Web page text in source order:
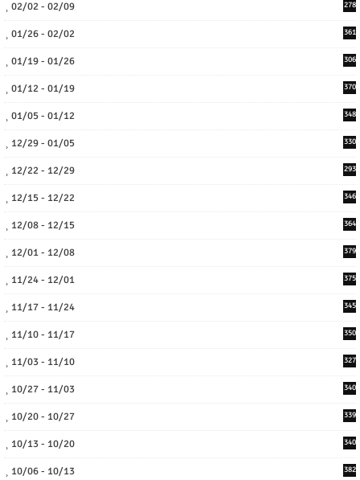
02/02 - 02/09 278
01/26 - 02/02 361
01/19 - 01/26 306
01/12 - 01/19 370
01/05 - 01/12 348
12/29 - 01/05 330
12/22 - 12/29 293
12/15 - 12/22 346
12/08 - 12/15 364
12/01 - 12/08 379
11/24 - 12/01 375
11/17 - 11/24 345
11/10 - 11/17 350
11/03 - 11/10 327
10/27 - 11/03 340
10/20 - 10/27 339
10/13 - 10/20 340
10/06 - 10/13 382